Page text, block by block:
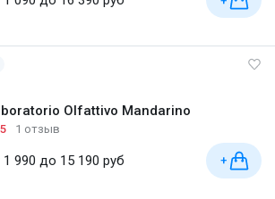
Olfattivo Mandarino
5 1 отзыв
1 990 до 15 190 руб +